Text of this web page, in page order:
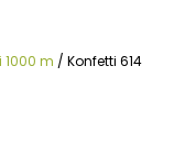
1000 m / Konfetti 614